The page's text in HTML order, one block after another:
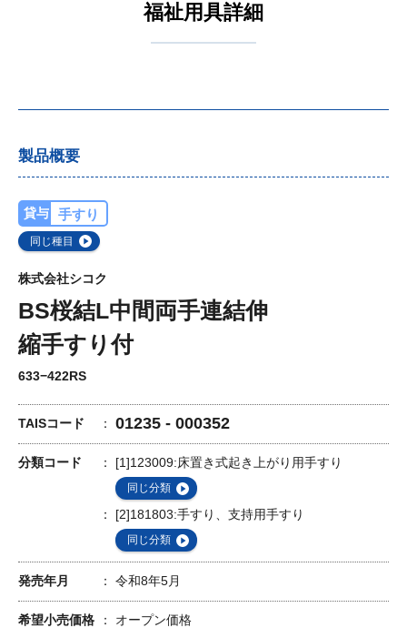
福祉用具詳細
製品概要
貸与 手すり
同じ種目
株式会社シコク
BS桜結L中間両手連結伸
縮手すり付
633−422RS
TAISコード 01235 - 000352
分類コード [1]123009:床置き式起き上がり用手すり
同じ分類
[2]181803:手すり、支持用手すり
同じ分類
発売年月 令和8年5月
希望小売価格 オープン価格